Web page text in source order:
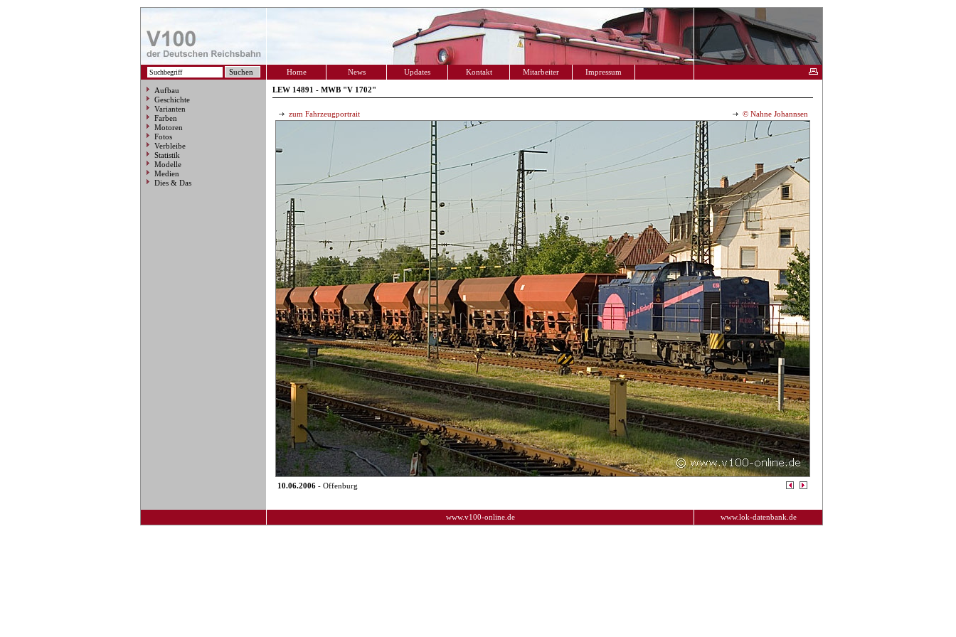
Home News Updates Kontakt Mitarbeiter Impressum
Aufbau
Geschichte
Varianten
Farben
Motoren
Fotos
Verbleibe
Statistik
Modelle
Medien
Dies & Das
LEW 14891 - MWB "V 1702"
zum Fahrzeugportrait © Nahne Johannsen
10.06.2006 - Offenburg
www.v100-online.de www.lok-datenbank.de